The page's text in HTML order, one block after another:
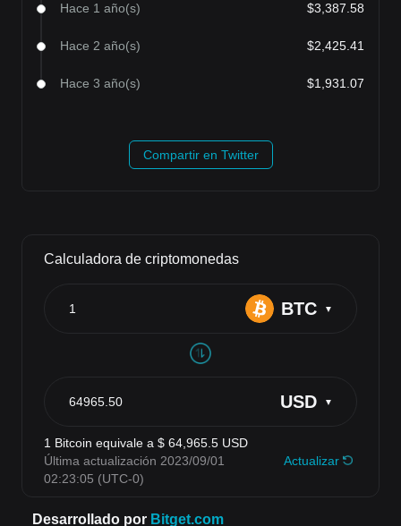
Hace 1 año(s) $3,387.58
Hace 2 año(s) $2,425.41
Hace 3 año(s) $1,931.07
Compartir en Twitter